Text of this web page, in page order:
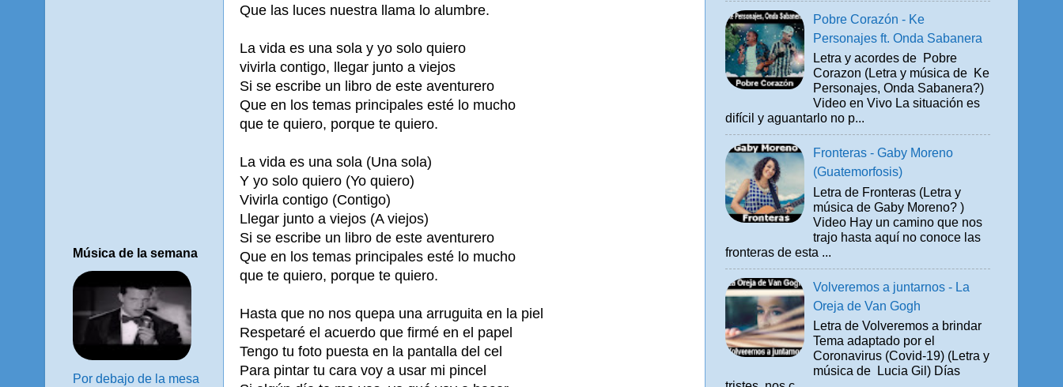
Que las luces nuestra llama lo alumbre.
La vida es una sola y yo solo quiero
vivirla contigo, llegar junto a viejos
Si se escribe un libro de este aventurero
Que en los temas principales esté lo mucho
que te quiero, porque te quiero.
La vida es una sola (Una sola)
Y yo solo quiero (Yo quiero)
Vivirla contigo (Contigo)
Llegar junto a viejos (A viejos)
Si se escribe un libro de este aventurero
Que en los temas principales esté lo mucho
que te quiero, porque te quiero.
Hasta que no nos quepa una arruguita en la piel
Respetaré el acuerdo que firmé en el papel
Tengo tu foto puesta en la pantalla del cel
Para pintar tu cara voy a usar mi pincel
Música de la semana
Por debajo de la mesa
Pobre Corazón - Ke
Personajes ft. Onda Sabanera
Letra y acordes de Pobre
Corazon (Letra y música de Ke
Personajes, Onda Sabanera?)
Video en Vivo La situación es
difícil y aguantarlo no p...
Fronteras - Gaby Moreno
(Guatemorfosis)
Letra de Fronteras (Letra y
música de Gaby Moreno? )
Video Hay un camino que nos
trajo hasta aquí no conoce las
fronteras de esta ...
Volveremos a juntarnos - La
Oreja de Van Gogh
Letra de Volveremos a brindar
Tema adaptado por el
Coronavirus (Covid-19) (Letra y
música de Lucia Gil) Días